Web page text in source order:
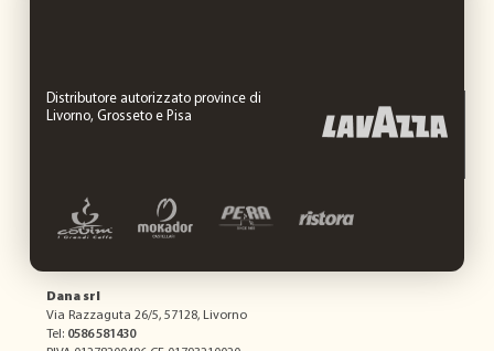
Distributore autorizzato province di
Livorno, Grosseto e Pisa
Dana srl
Via Razzaguta 26/5, 57128, Livorno
Tel: 0586 581430